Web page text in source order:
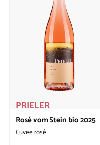
PRIELER
Rosé vom Stein bio 2025
Cuvee rosé